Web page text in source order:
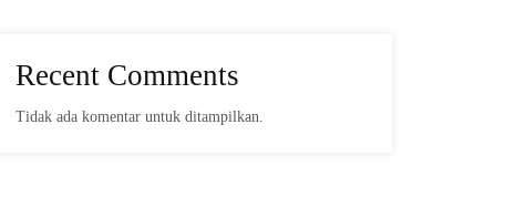
Recent Comments
Tidak ada komentar untuk ditampilkan.